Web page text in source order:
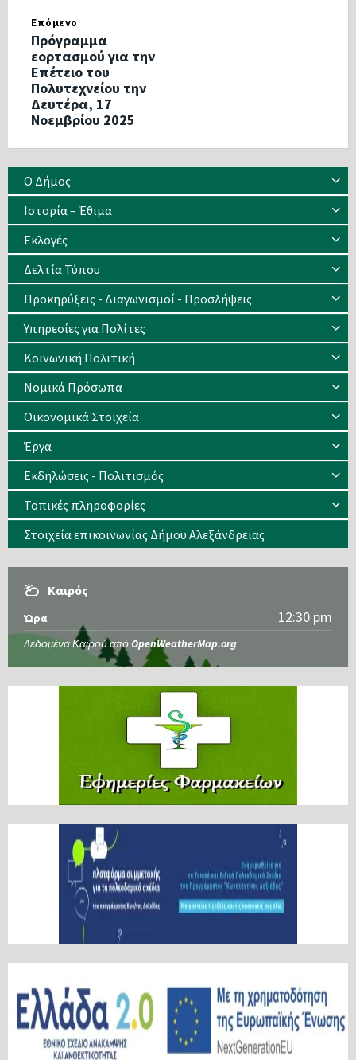
Επόμενο
Πρόγραμμα
εορτασμού για την
Επέτειο του
Πολυτεχνείου την
Δευτέρα, 17
Νοεμβρίου 2025
Ο Δήμος
Ιστορία – Έθιμα
Eκλογές
Δελτία Τύπου
Προκηρύξεις - Διαγωνισμοί - Προσλήψεις
Υπηρεσίες για Πολίτες
Κοινωνική Πολιτική
Νομικά Πρόσωπα
Οικονομικά Στοιχεία
Έργα
Εκδηλώσεις - Πολιτισμός
Τοπικές πληροφορίες
Στοιχεία επικοινωνίας Δήμου Αλεξάνδρειας
Καιρός
Ώρα 12:30 pm
Δεδομένα Καιρού από OpenWeatherMap.org